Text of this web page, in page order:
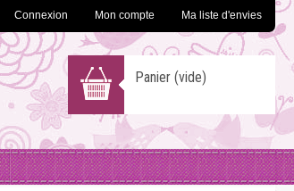
Connexion Mon compte Ma liste d'envies
Panier (vide)